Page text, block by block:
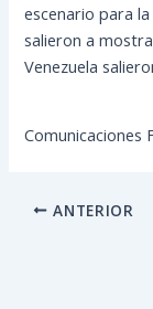
escenario para
salieron a
Venezuela
Comunicaciones
ANTERIOR